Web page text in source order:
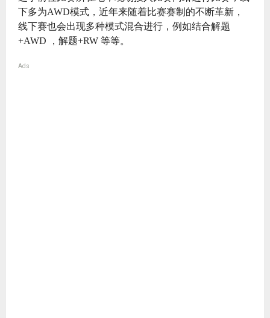
下多为AWD模式，近年来随着比赛赛制的不断革新，
线下赛也会出现多种模式混合进行，例如结合解题
+AWD ，解题+RW 等等。
Ads